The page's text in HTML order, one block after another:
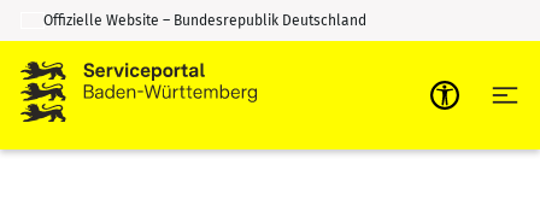
Zum Inhalt springen
Zur Suche springen
Offizielle Website – Bundesrepublik Deutschland